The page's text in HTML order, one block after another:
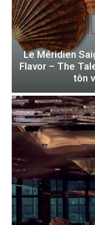
Le Méridien
Flavor – The
tôn